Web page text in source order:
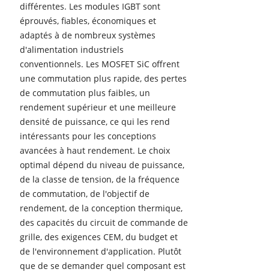
différentes. Les modules IGBT sont
éprouvés, fiables, économiques et
adaptés à de nombreux systèmes
d'alimentation industriels
conventionnels. Les MOSFET SiC offrent
une commutation plus rapide, des pertes
de commutation plus faibles, un
rendement supérieur et une meilleure
densité de puissance, ce qui les rend
intéressants pour les conceptions
avancées à haut rendement. Le choix
optimal dépend du niveau de puissance,
de la classe de tension, de la fréquence
de commutation, de l'objectif de
rendement, de la conception thermique,
des capacités du circuit de commande de
grille, des exigences CEM, du budget et
de l'environnement d'application. Plutôt
que de se demander quel composant est